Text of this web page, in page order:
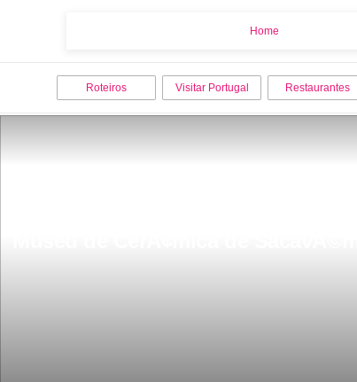
Home
Roteiros Visitar Portugal Restaurantes